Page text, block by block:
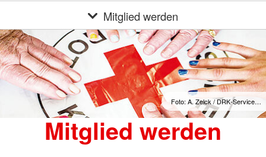
Mitglied werden
Foto: A. Zelck / DRK-Service…
Mitglied werden